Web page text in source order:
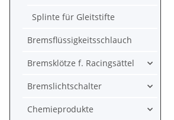
Splinte für Gleitstifte
Bremsflüssigkeitsschlauch
Bremsklötze f. Racingsättel
Bremslichtschalter
Chemieprodukte